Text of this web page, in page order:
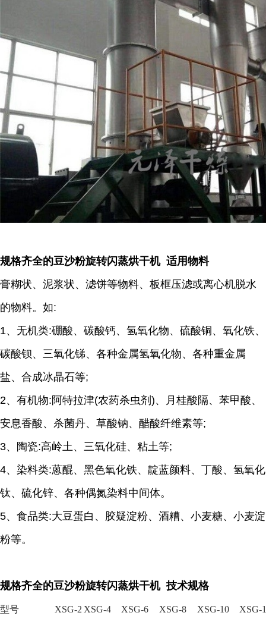
规格齐全的豆沙粉旋转闪蒸烘干机 适用物料
膏糊状、泥浆状、滤饼等物料、板框压滤或离心机脱水
的物料。如:
1、无机类:硼酸、碳酸钙、氢氧化物、硫酸铜、氧化铁、
碳酸钡、三氧化锑、各种金属氢氧化物、各种重金属
盐、合成冰晶石等;
2、有机物:阿特拉津(农药杀虫剂)、月桂酸隔、苯甲酸、
安息香酸、杀菌丹、草酸钠、醋酸纤维素等;
3、陶瓷:高岭土、三氧化硅、粘土等;
4、染料类:蒽醌、黑色氧化铁、靛蓝颜料、丁酸、氢氧化
钛、硫化锌、各种偶氮染料中间体。
5、食品类:大豆蛋白、胶疑淀粉、酒糟、小麦糖、小麦淀
粉等。
规格齐全的豆沙粉旋转闪蒸烘干机 技术规格
型号 XSG-2 XSG-4 XSG-6 XSG-8 XSG-10 XSG-